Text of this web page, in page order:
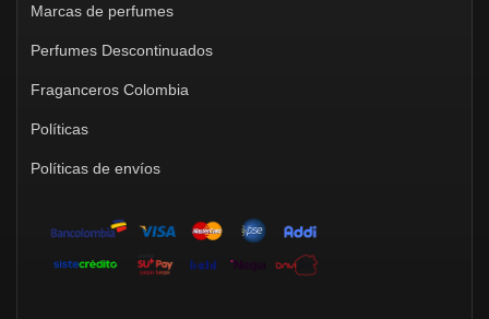
Marcas de perfumes
Perfumes Descontinuados
Fraganceros Colombia
Políticas
Políticas de envíos